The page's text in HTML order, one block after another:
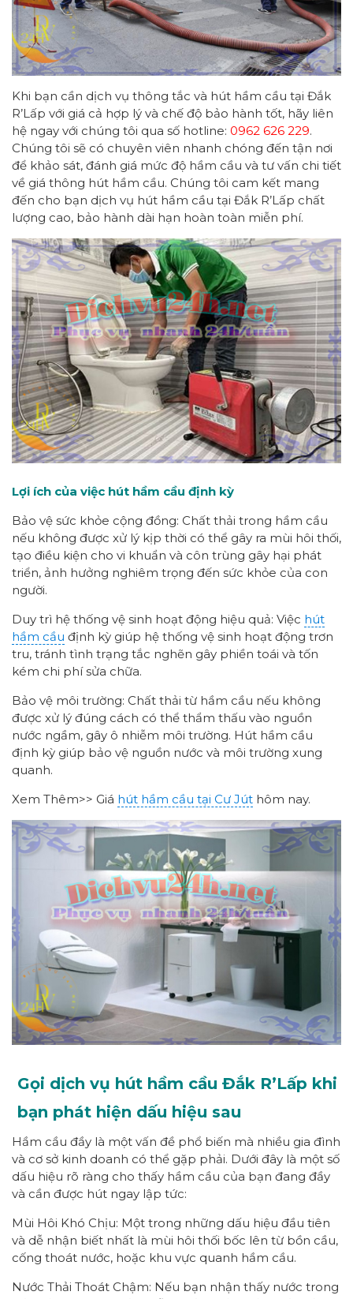
Khi bạn cần dịch vụ thông tắc và hút hầm cầu tại Đắk
R’Lấp với giá cả hợp lý và chế độ bảo hành tốt, hãy liên
hệ ngay với chúng tôi qua số hotline: 0962 626 229.
Chúng tôi sẽ có chuyên viên nhanh chóng đến tận nơi
để khảo sát, đánh giá mức độ hầm cầu và tư vấn chi tiết
về giá thông hút hầm cầu. Chúng tôi cam kết mang
đến cho bạn dịch vụ hút hầm cầu tại Đắk R’Lấp chất
lượng cao, bảo hành dài hạn hoàn toàn miễn phí.
Lợi ích của việc hút hầm cầu định kỳ
Bảo vệ sức khỏe cộng đồng: Chất thải trong hầm cầu
nếu không được xử lý kịp thời có thể gây ra mùi hôi thối,
tạo điều kiện cho vi khuẩn và côn trùng gây hại phát
triển, ảnh hưởng nghiêm trọng đến sức khỏe của con
người.
Duy trì hệ thống vệ sinh hoạt động hiệu quả: Việc hút
hầm cầu định kỳ giúp hệ thống vệ sinh hoạt động trơn
tru, tránh tình trạng tắc nghẽn gây phiền toái và tốn
kém chi phí sửa chữa.
Bảo vệ môi trường: Chất thải từ hầm cầu nếu không
được xử lý đúng cách có thể thẩm thấu vào nguồn
nước ngầm, gây ô nhiễm môi trường. Hút hầm cầu
định kỳ giúp bảo vệ nguồn nước và môi trường xung
quanh.
Xem Thêm>> Giá hút hầm cầu tại Cư Jút hôm nay.
Gọi dịch vụ hút hầm cầu Đắk R’Lấp khi
bạn phát hiện dấu hiệu sau
Hầm cầu đầy là một vấn đề phổ biến mà nhiều gia đình
và cơ sở kinh doanh có thể gặp phải. Dưới đây là một số
dấu hiệu rõ ràng cho thấy hầm cầu của bạn đang đầy
và cần được hút ngay lập tức:
Mùi Hôi Khó Chịu: Một trong những dấu hiệu đầu tiên
và dễ nhận biết nhất là mùi hôi thối bốc lên từ bồn cầu,
cống thoát nước, hoặc khu vực quanh hầm cầu.
Nước Thải Thoát Chậm: Nếu bạn nhận thấy nước trong